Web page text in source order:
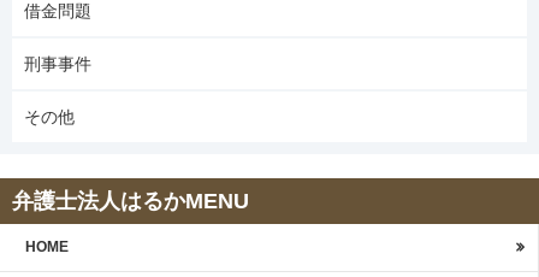
借金問題
刑事事件
その他
弁護士法人はるかMENU
HOME